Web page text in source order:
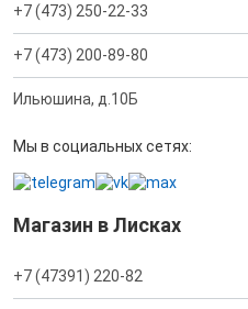
+7 (473) 250-22-33
+7 (473) 200-89-80
Ильюшина, д.10Б
Мы в социальных сетях:
Магазин в Лисках
+7 (47391) 220-82